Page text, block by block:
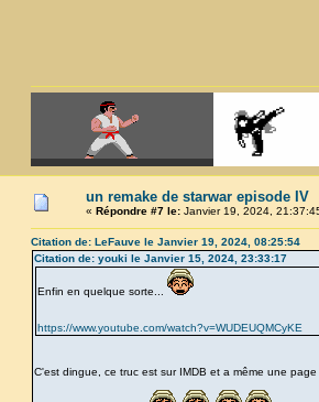
un remake de starwar episode IV
« Répondre #7 le:Janvier 19, 2024,
Citation de: LeFauve le Janvier 19, 2024, 08:25:54
Citation de: youki le Janvier 15, 2024, 23:33:17
Enfin en quelque sorte...
https://www.youtube.com/watch?v=WUDEUQMCyKE
C'est dingue, ce truc est sur IMDB et a même une